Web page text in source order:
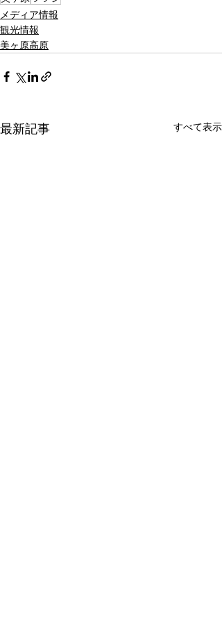
メディア情報
観光情報
美ヶ原高原
最新記事 すべて表示